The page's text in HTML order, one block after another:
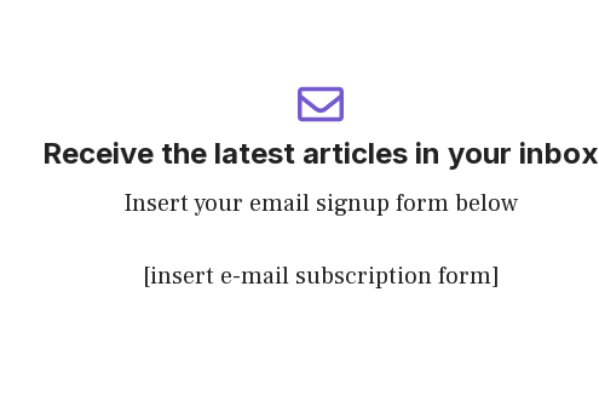
Receive the latest articles in your inbox
Insert your email signup form below
[insert e-mail subscription form]